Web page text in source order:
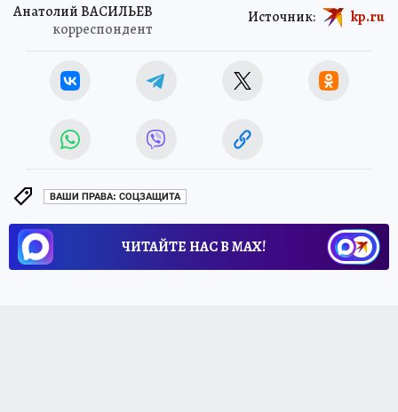
Анатолий ВАСИЛЬЕВ
корреспондент
Источник: kp.ru
ВАШИ ПРАВА: СОЦЗАЩИТА
ЧИТАЙТЕ НАС В МАХ!